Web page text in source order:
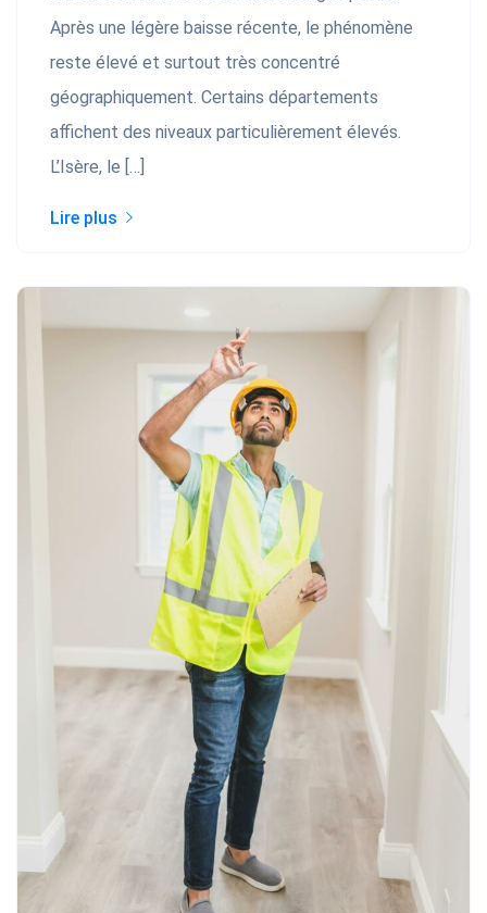
Après une légère baisse récente, le phénomène
reste élevé et surtout très concentré
géographiquement. Certains départements
affichent des niveaux particulièrement élevés.
L’Isère, le […]
Lire plus